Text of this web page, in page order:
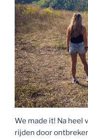
We made it! Na heel
rijden door